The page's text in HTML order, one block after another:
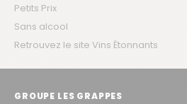
Petits Prix
Sans alcool
Retrouvez le site Vins Étonnants
GROUPE LES GRAPPES